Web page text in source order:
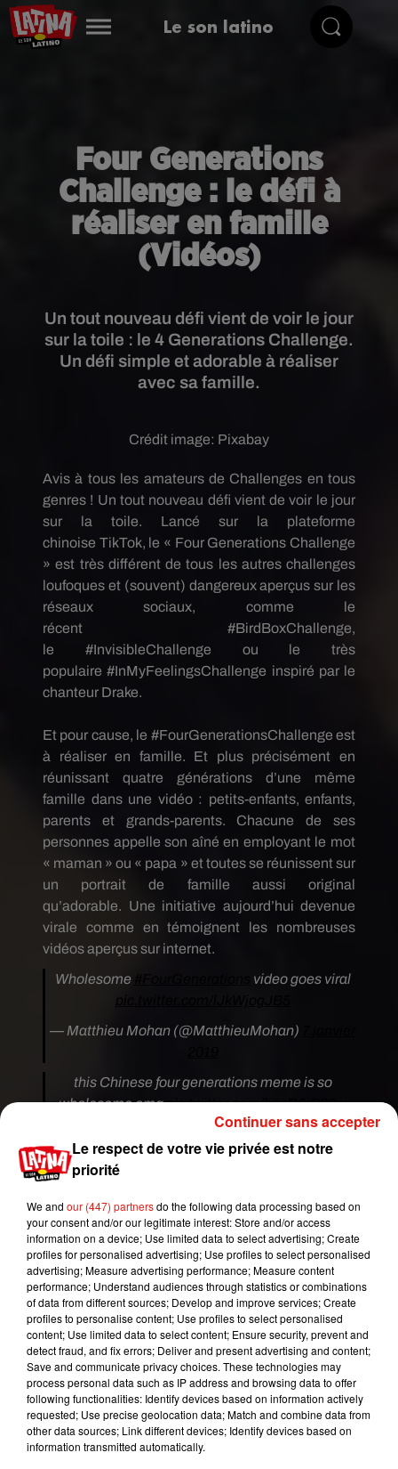
Le son latino
Four Generations
Challenge : le défi à
réaliser en famille
(Vidéos)
Un tout nouveau défi vient de voir le jour
sur la toile : le 4 Generations Challenge.
Un défi simple et adorable à réaliser
avec sa famille.
Crédit image: Pixabay
Avis à tous les amateurs de Challenges en tous
genres ! Un tout nouveau défi vient de voir le jour
sur la toile.
Lancé sur la plateforme
chinoise TikTok, le « Four Generations Challenge
» est très différent de tous les autres challenges
loufoques et (souvent) dangereux aperçus sur les
réseaux sociaux, comme le
récent
#BirdBoxChallenge,
le
#InvisibleChallenge
ou le très
populaire #InMyFeelingsChallenge inspiré par le
chanteur Drake.
Et pour cause, le #FourGenerationsChallenge est
à réaliser en famille.
Et plus précisément en
réunissant quatre générations d’une même
famille dans une vidéo : petits-enfants, enfants,
parents et grands-parents.
Chacune de ses
personnes appelle son aîné en employant le mot
« maman » ou « papa » et toutes se réunissent sur
un portrait de famille aussi original
qu’adorable. Une initiative aujourd’hui devenue
virale comme en témoignent les nombreuses
vidéos aperçus sur internet.
Wholesome
video goes viral
pic.twitter.com/lJkWjogJB5
— Matthieu Mohan (@MatthieuMohan)
this Chinese four generations meme is so
wholesome omgpic.twitter.com/bozR6rB93w
the challenge involves four generations of
son calls his dad who calls his dad who calls his
dadpic.twitter.com/Q6UrBlIbWH
— kassy cho (@kassy)4 janvier 2019
We are in Peru and had to do it!
#FourGenerations #women
#JapanesePeruvian
pic.twitter.com/LugajxaDBP
— cin mohr (@cin_mohr)6 janvier 2019
We're visiting my grandmother this weekend
and used the opportunity to make a Norwegian
version �x� #FourGenerations
Le respect de votre vie privée est notre
priorité
We and our (447) partnersdo the following data processing based on
your consent and/or our legitimate interest: Store and/or access
information on a device; Use limited data to select advertising; Create
profiles for personalised advertising; Use profiles to select personalised
advertising; Measure advertising performance; Measure content
performance; Understand audiences through statistics or combinations
of data from different sources; Develop and improve services; Create
profiles to personalise content; Use profiles to select personalised
content; Use limited data to select content; Ensure security, prevent and
detect fraud, and fix errors; Deliver and present advertising and content;
Save and communicate privacy choices. These technologies may
process personal data such as IP address and browsing data to offer
following functionalities: Identify devices based on information actively
requested; Use precise geolocation data; Match and combine data from
other data sources; Link different devices; Identify devices based on
information transmitted automatically.
Continuer sans accepter